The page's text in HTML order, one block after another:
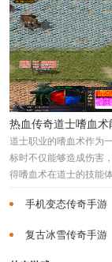
热血传奇道士嗜血术
道士职业的嗜血术作为
标时不仅能够造成伤害
得嗜血术在道士的技能体
手机变态传奇手游
复古冰雪传奇手游